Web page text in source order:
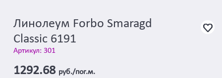
Линолеум Forbo Smaragd
Classic 6191
Артикул: 301
1292.68 руб./пог.м.